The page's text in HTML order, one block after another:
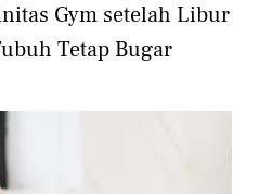
Gym setelah Libur
Tetap Bugar